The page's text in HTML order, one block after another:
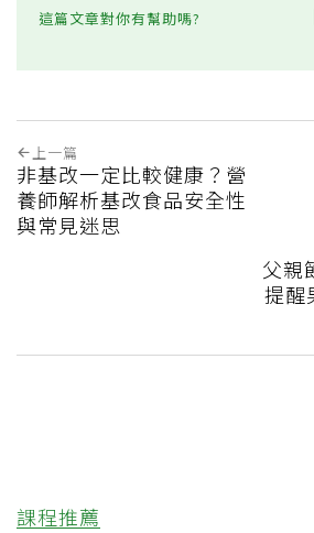
這篇文章對你有幫助嗎?
上一篇
非基改一定比較健康？營
養師解析基改食品安全性
與常見迷思
父親
提醒
課程推薦